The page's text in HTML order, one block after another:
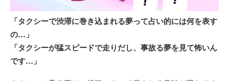
「タクシーで渋滞に巻き込まれる夢って占い的には何を表す
の…」
「タクシーが猛スピードで走りだし、事故る夢を見て怖いん
です…」